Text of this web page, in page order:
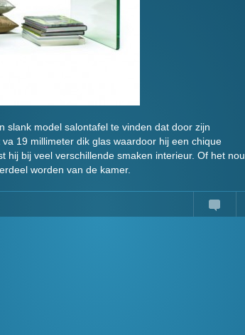
slank model salontafel te vinden dat door zijn
19 millimeter dik glas waardoor hij een chique
hij bij veel verschillende smaken interieur. Of het nou
worden van de kamer.